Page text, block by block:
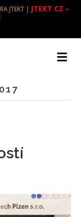
JTEKT | JTEKT CZ –